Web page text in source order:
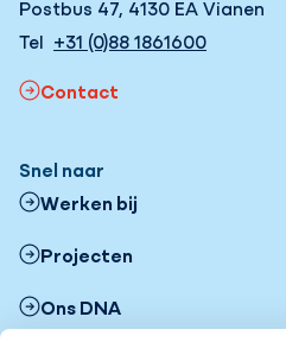
Postbus 47, 4130 EA Vianen
Tel +31 (0)88 1861600
Contact
Snel naar
Werken bij
Projecten
Ons DNA